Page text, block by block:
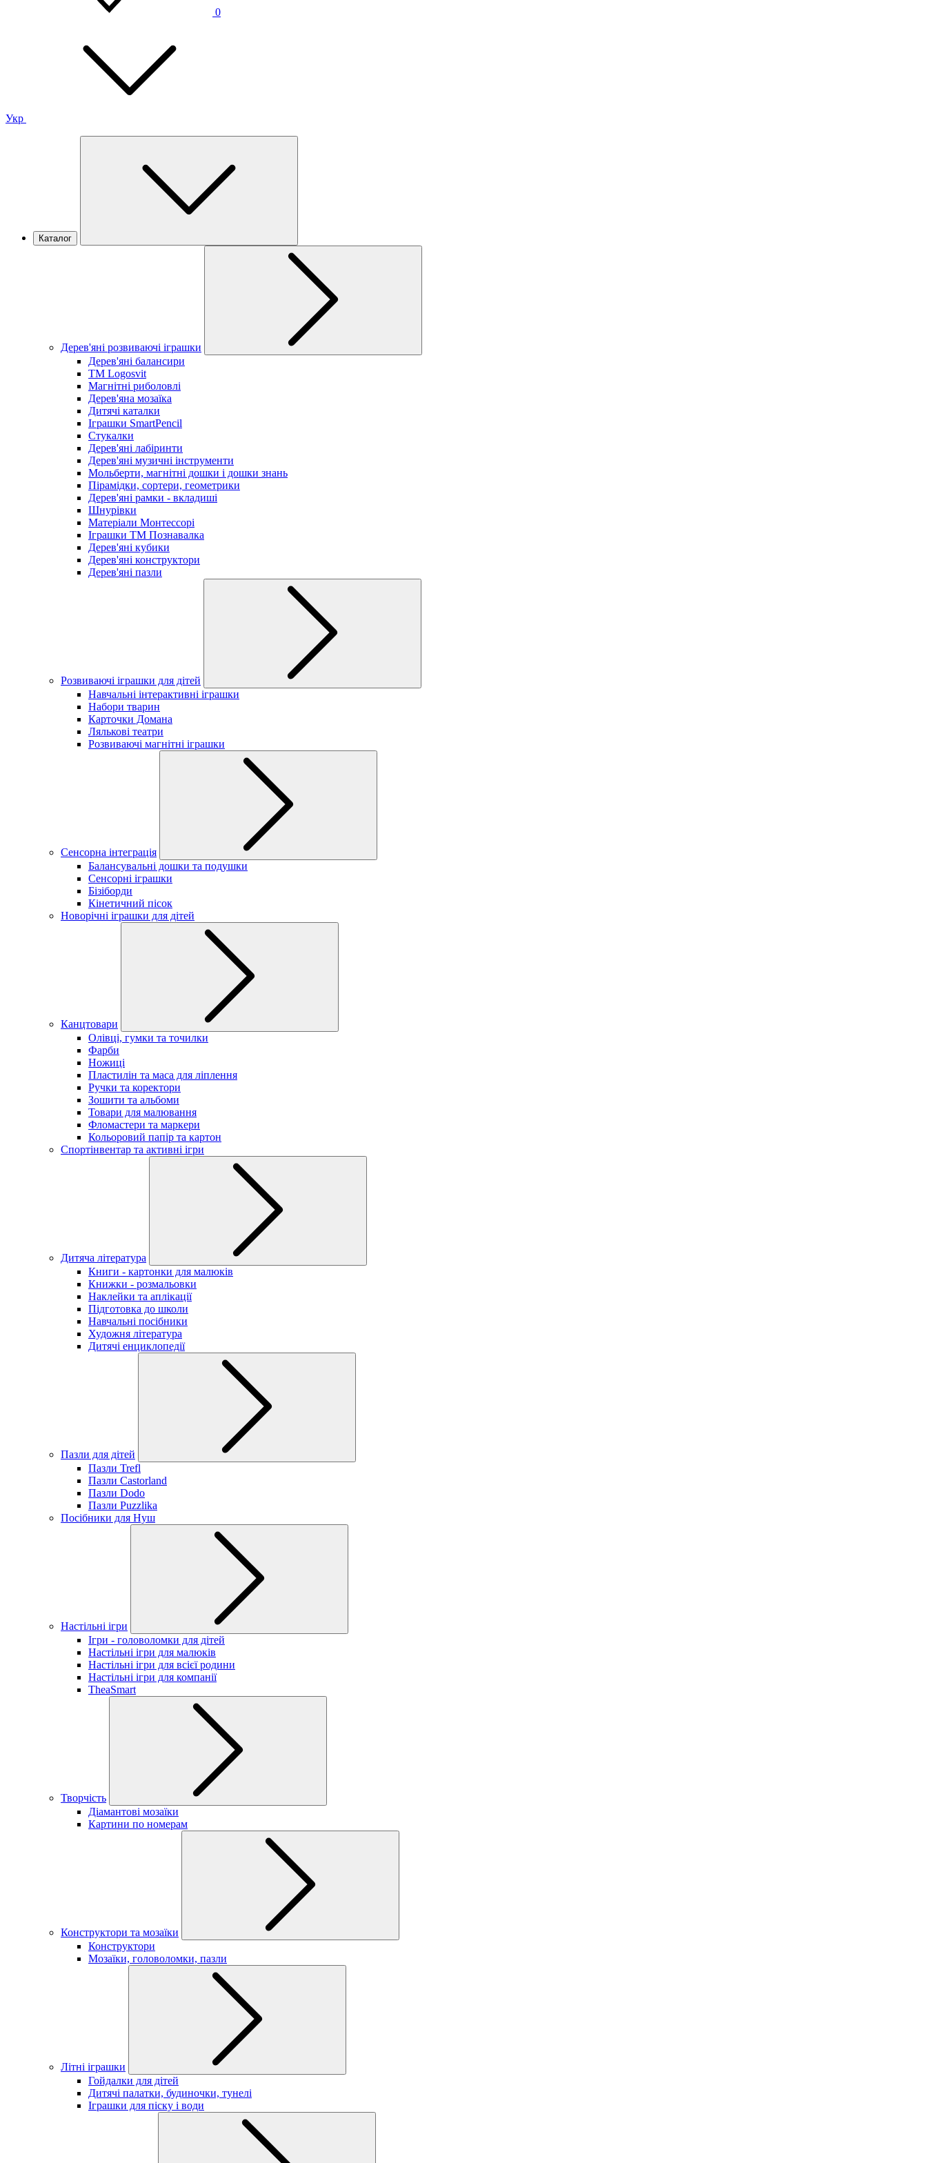
0
Укр
Каталог
Дерев'яні розвиваючі іграшки
Дерев'яні балансири
TM Logosvit
Магнітні риболовлі
Дерев'яна мозаїка
Дитячі каталки
Іграшки SmartPencil
Стукалки
Дерев'яні лабіринти
Дерев'яні музичні інструменти
Мольберти, магнітні дошки і дошки знань
Пірамідки, сортери, геометрики
Дерев'яні рамки - вкладиші
Шнурівки
Матеріали Монтессорі
Іграшки ТМ Познавалка
Дерев'яні кубики
Дерев'яні конструктори
Дерев'яні пазли
Розвиваючі іграшки для дітей
Навчальні інтерактивні іграшки
Набори тварин
Карточки Домана
Лялькові театри
Розвиваючі магнітні іграшки
Сенсорна інтеграція
Балансувальні дошки та подушки
Сенсорні іграшки
Бізіборди
Кінетичний пісок
Новорічні іграшки для дітей
Канцтовари
Олівці, гумки та точилки
Фарби
Ножиці
Пластилін та маса для ліплення
Ручки та коректори
Зошити та альбоми
Товари для малювання
Фломастери та маркери
Кольоровий папір та картон
Спортінвентар та активні ігри
Дитяча література
Книги - картонки для малюків
Книжки - розмальовки
Наклейки та аплікації
Підготовка до школи
Навчальні посібники
Художня література
Дитячі енциклопедії
Пазли для дітей
Пазли Trefl
Пазли Castorland
Пазли Dodo
Пазли Puzzlika
Посібники для Нуш
Настільні ігри
Ігри - головоломки для дітей
Настільні ігри для малюків
Настільні ігри для всієї родини
Настільні ігри для компанії
TheaSmart
Творчість
Діамантові мозаїки
Картини по номерам
Конструктори та мозаїки
Конструктори
Мозаїки, головоломки, пазли
Літні іграшки
Гойдалки для дітей
Дитячі палатки, будиночки, тунелі
Іграшки для піску і води